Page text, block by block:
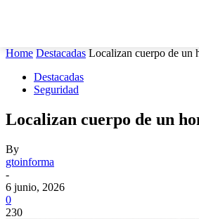
Home Destacadas Localizan cuerpo de un
Destacadas
Seguridad
Localizan cuerpo de un
By
gtoinforma
-
6 junio, 2026
0
230